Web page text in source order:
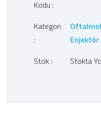
Kodu :
Kategori
:
Enjektör
Stok :
Stokta